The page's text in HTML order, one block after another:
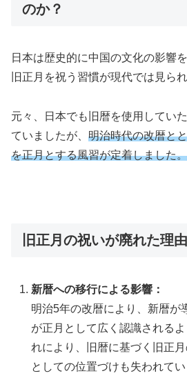
のか？
日本は歴史的に中国の文化の影響
旧正月を祝う習慣が現代では見ら
元々、日本でも旧暦を使用してい
ていましたが、 明治時代の改暦と
を正月とする風習が定着しました。
旧正月の祝いが廃れた理由
新暦への移行による影響：
明治5年の改暦により、新暦が
が正月として広く認識される
れにより、旧暦に基づく旧正
としての位置づけも失われてい